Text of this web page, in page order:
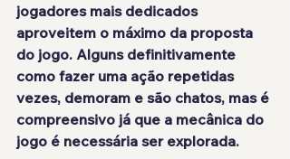
jogadores mais dedicados
aproveitem o máximo da proposta
do jogo. Alguns definitivamente
como fazer uma ação repetidas
vezes, demoram e são chatos, mas é
compreensivo já que a mecânica do
jogo é necessária ser explorada.